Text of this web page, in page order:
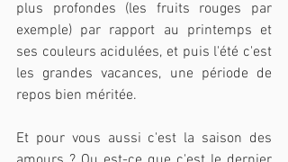
plus profondes (les fruits rouges par
exemple) par rapport au printemps et
ses couleurs acidulées, et puis l'été c'est
les grandes vacances, une période de
repos bien méritée.
Et pour vous aussi c'est la saison des